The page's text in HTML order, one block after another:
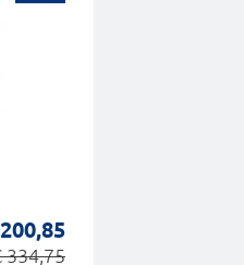
334,75